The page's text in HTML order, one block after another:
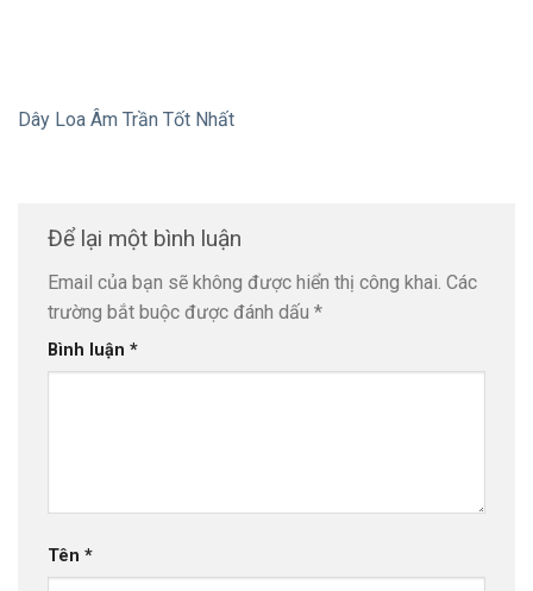
Dây Loa Âm Trần Tốt Nhất
Để lại một bình luận
Email của bạn sẽ không được hiển thị công khai. Các
trường bắt buộc được đánh dấu *
Bình luận *
Tên *